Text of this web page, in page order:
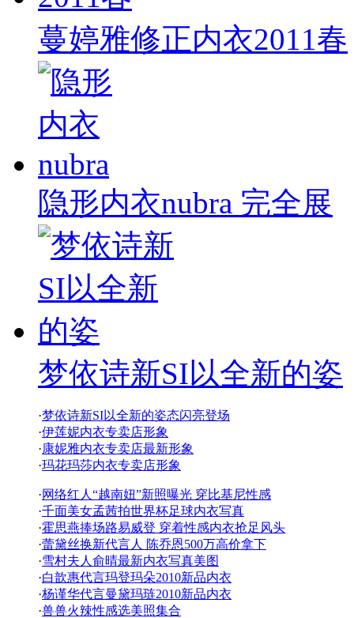
蔓婷雅修正内衣2011春
隐形内衣nubra 完全展
梦依诗新SI以全新的姿
·梦依诗新SI以全新的姿态闪亮登场
·伊莲妮内衣专卖店形象
·康妮雅内衣专卖店最新形象
·玛花玛莎内衣专卖店形象
·网络红人“越南妞”新照曝光 穿比基尼性感
·千面美女孟茜拍世界杯足球内衣写真
·霍思燕捧场路易威登 穿着性感内衣抢足风头
·蕾黛丝换新代言人 陈乔恩500万高价拿下
·雪村夫人俞晴最新内衣写真美图
·白歆惠代言玛登玛朵2010新品内衣
·杨谨华代言曼黛玛琏2010新品内衣
·兽兽火辣性感选美照集合